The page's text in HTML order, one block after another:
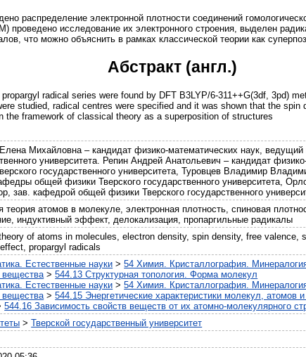
распределение электронной плотности соединений
проведено исследование их электронного строения, выделен
что можно объяснить в рамках классической теории как
Абстракт (англ.)
radical series were found by DFT B3LYP/6-311++G(3df, 3pd)
studied, radical centres were specified and it was shown that the
the framework of classical theory as a superposition of structures
Михайловна – кандидат физико-математических наук,
университета. Репин Андрей Анатольевич – кандидат
государственного университета, Туровцев Владимир
общей физики Тверского государственного университета,
зав. кафедрой общей физики Тверского государственного
теория атомов в молекуле, электронная плотность, спиновая
индуктивный эффект, делокализация, пропаргильные радикалы
of atoms in molecules, electron density, spin density, free valence,
propargyl radicals
Естественные науки >54 Химия. Кристаллография.
вещества >544.13 Структурная топология. Форма молекул
Естественные науки >54 Химия. Кристаллография.
вещества >544.15 Энергетические характеристики молекул, атомов
544.16 Зависимость свойств веществ от их атомно-молекулярного
>Тверской государственный университет